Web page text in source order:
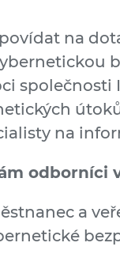
na
společnosti
na
odborníci
a